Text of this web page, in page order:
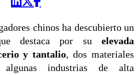
chinos ha descubierto un
destaca por su elevada
y tantalio, dos materiales
algunas industrias de alta